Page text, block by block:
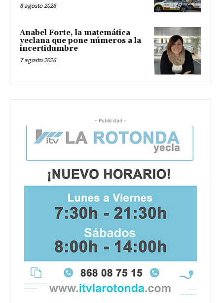
6 agosto 2026
Anabel Forte, la matemática
yeclana que pone números a la
incertidumbre
7 agosto 2026
- Publicidad -